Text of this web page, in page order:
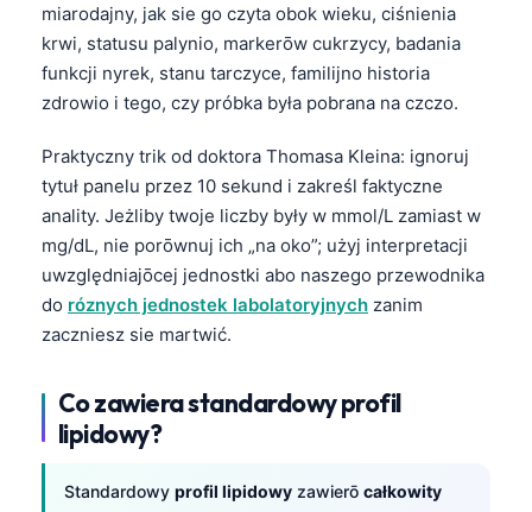
miarodajny, jak sie go czyta obok wieku, ciśnienia
krwi, statusu palynio, markerōw cukrzycy, badania
funkcji nyrek, stanu tarczyce, familijno historia
zdrowio i tego, czy próbka była pobrana na czczo.
Praktyczny trik od doktora Thomasa Kleina: ignoruj
tytuł panelu przez 10 sekund i zakreśl faktyczne
anality. Jeżliby twoje liczby były w mmol/L zamiast w
mg/dL, nie porōwnuj ich „na oko”; użyj interpretacji
uwzględniajōcej jednostki abo naszego przewodnika
do róznych jednostek labolatoryjnych zanim
zaczniesz sie martwić.
Co zawiera standardowy profil
lipidowy?
Standardowy profil lipidowy zawierō całkowity